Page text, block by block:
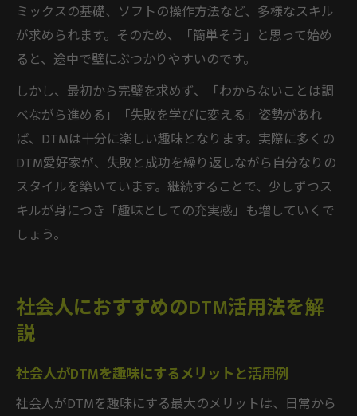
ミックスの基礎、ソフトの操作方法など、多様なスキル
が求められます。そのため、「簡単そう」と思って始め
ると、途中で壁にぶつかりやすいのです。
しかし、最初から完璧を求めず、「わからないことは調
べながら進める」「失敗を学びに変える」姿勢があれ
ば、DTMは十分に楽しい趣味となります。実際に多くの
DTM愛好家が、失敗と成功を繰り返しながら自分なりの
スタイルを築いています。継続することで、少しずつス
キルが身につき「趣味としての充実感」も増していくで
しょう。
社会人におすすめのDTM活用法を解
説
社会人がDTMを趣味にするメリットと活用例
社会人がDTMを趣味にする最大のメリットは、日常から